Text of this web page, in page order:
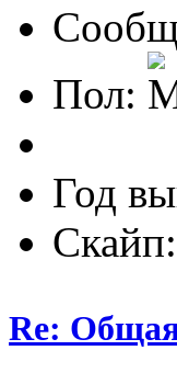
Пол:
Год
Re: Общая